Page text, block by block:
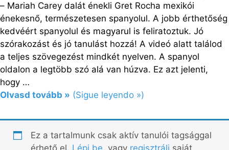
– Mariah Carey dalát énekli Gret Rocha mexikói
énekesnő, természetesen spanyolul. A jobb érthetőség
kedvéért spanyolul és magyarul is feliratoztuk. Jó
szórakozást és jó tanulást hozzá! A videó alatt találod
a teljes szövegezést mindkét nyelven. A spanyol
oldalon a legtöbb szó alá van húzva. Ez azt jelenti,
hogy …
Olvasd tovább » (Sigue leyendo »)
Ez a tartalmunk csak aktív tanulói tagsággal